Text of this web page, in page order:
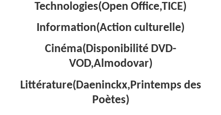
Technologies(Open Office,TICE)
Information(Action culturelle)
Cinéma(Disponibilité DVD-
VOD,Almodovar)
Littérature(Daeninckx,Printemps des
Poètes)